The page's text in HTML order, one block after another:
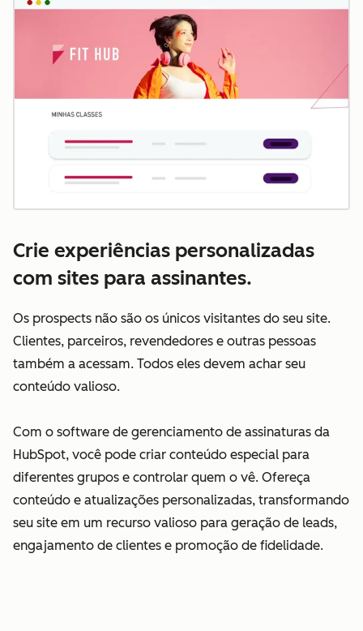
Crie experiências personalizadas
com sites para assinantes.
Os prospects não são os únicos visitantes do seu site.
Clientes, parceiros, revendedores e outras pessoas
também a acessam. Todos eles devem achar seu
conteúdo valioso.
Com o software de gerenciamento de assinaturas da
HubSpot, você pode criar conteúdo especial para
diferentes grupos e controlar quem o vê. Ofereça
conteúdo e atualizações personalizadas, transformando
seu site em um recurso valioso para geração de leads,
engajamento de clientes e promoção de fidelidade.